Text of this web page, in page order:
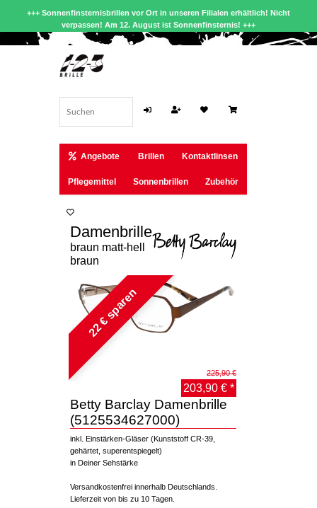
+++ Sonnenfinsternisbrillen vor Ort in unseren Filialen erhältlich! Nicht
verpassen! Am 12. August ist Sonnenfinsternis! +++
Angebote Brillen Kontaktlinsen
Pflegemittel Sonnenbrillen Zubehör
Damenbrille
braun matt-hell
braun
22 € sparen
225,90 €
203,90 € *
Betty Barclay Damenbrille
(5125534627000)
inkl. Einstärken-Gläser (Kunststoff CR-39,
gehärtet, superentspiegelt)
in Deiner Sehstärke
Versandkostenfrei innerhalb Deutschlands.
Lieferzeit von bis zu 10 Tagen.